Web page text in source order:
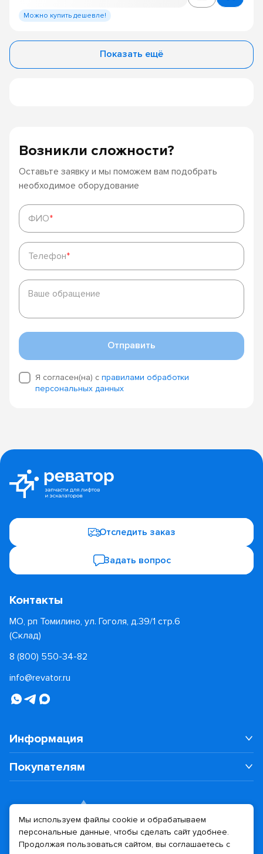
Можно купить дешевле!
Показать ещё
Возникли сложности?
Оставьте заявку и мы поможем вам подобрать
необходимое оборудование
ФИО*
ФИО*
Телефон*
Телефон*
Ваше
обращение
Ваше обращение
Отправить
Я согласен(на) с правилами обработки
персональных данных
Отследить заказ
Задать вопрос
Контакты
МО, рп Томилино, ул. Гоголя, д.39/1 стр.6
(Склад)
8 (800) 550-34-82
info@revator.ru
Информация
Покупателям
Дизайн сайта Разработка сайта
Мы используем файлы cookie и обрабатываем
персональные данные, чтобы сделать сайт удобнее.
Продолжая пользоваться сайтом, вы соглашаетесь с